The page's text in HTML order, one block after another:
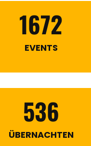
1672
EVENTS
536
ÜBERNACHTEN